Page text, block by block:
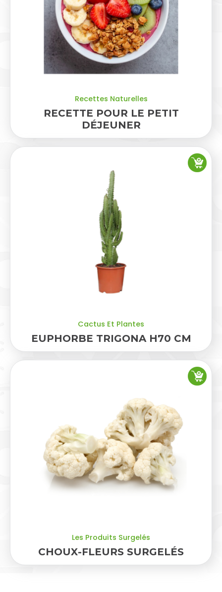
Recettes Naturelles
RECETTE POUR LE PETIT
DÉJEUNER
Cactus Et Plantes
EUPHORBE TRIGONA H70 CM
Les Produits Surgelés
CHOUX-FLEURS SURGELÉS